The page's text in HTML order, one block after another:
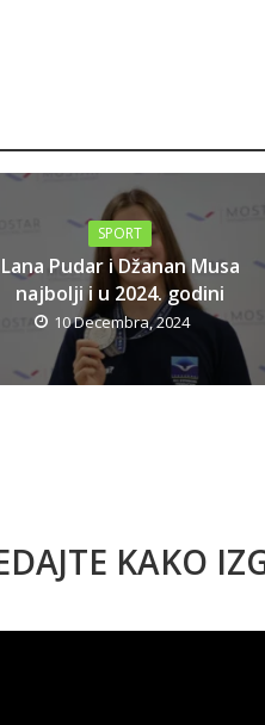
SPORT
Lana Pudar i Džanan Musa
najbolji i u 2024. godini
10 Decembra, 2024
KAKO